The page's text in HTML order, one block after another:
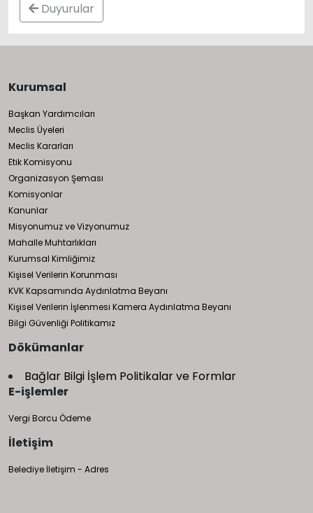
Duyurular
Kurumsal
Başkan Yardımcıları
Meclis Üyeleri
Meclis Kararları
Etik Komisyonu
Organizasyon Şeması
Komisyonlar
Kanunlar
Misyonumuz ve Vizyonumuz
Mahalle Muhtarlıkları
Kurumsal Kimliğimiz
Kişisel Verilerin Korunması
KVK Kapsamında Aydınlatma Beyanı
Kişisel Verilerin İşlenmesi Kamera Aydınlatma Beyanı
Bilgi Güvenliği Politikamız
Dökümanlar
Bağlar Bilgi İşlem Politikalar ve Formlar
E-işlemler
Vergi Borcu Ödeme
İletişim
Belediye İletişim - Adres